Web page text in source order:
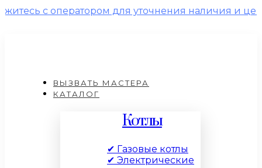
для уточнения наличия и цены!
ВЫЗВАТЬ МАСТЕРА
КАТАЛОГ
Котлы
✔ Газовые котлы
✔ Электрические